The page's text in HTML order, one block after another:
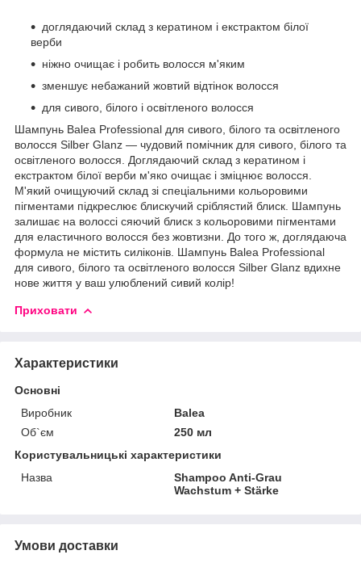
доглядаючий склад з кератином і екстрактом білої
верби
ніжно очищає і робить волосся м'яким
зменшує небажаний жовтий відтінок волосся
для сивого, білого і освітленого волосся
Шампунь Balea Professional для сивого, білого та освітленого
волосся Silber Glanz — чудовий помічник для сивого, білого та
освітленого волосся. Доглядаючий склад з кератином і
екстрактом білої верби м'яко очищає і зміцнює волосся.
М'який очищуючий склад зі спеціальними кольоровими
пігментами підкреслює блискучий сріблястий блиск. Шампунь
залишає на волоссі сяючий блиск з кольоровими пігментами
для еластичного волосся без жовтизни. До того ж, доглядаюча
формула не містить силіконів. Шампунь Balea Professional
для сивого, білого та освітленого волосся Silber Glanz вдихне
нове життя у ваш улюблений сивий колір!
Приховати
Характеристики
Основні
Виробник
Balea
Об`єм
250 мл
Користувальницькі характеристики
Назва
Shampoo Anti-Grau
Wachstum + Stärke
Умови доставки